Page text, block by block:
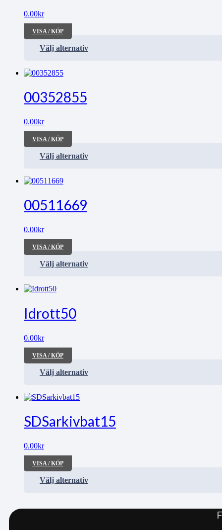
0.00kr
VISA / KÖP
Välj alternativ
00352855
0.00kr
VISA / KÖP
Välj alternativ
00511669
0.00kr
VISA / KÖP
Välj alternativ
Idrott50
0.00kr
VISA / KÖP
Välj alternativ
SDSarkivbat15
0.00kr
VISA / KÖP
Välj alternativ